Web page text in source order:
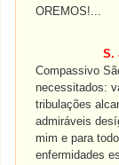
OREMOS!...
S.
Compassivo
necessitados:
tribulações
admiráveis
mim e para
enfermidades